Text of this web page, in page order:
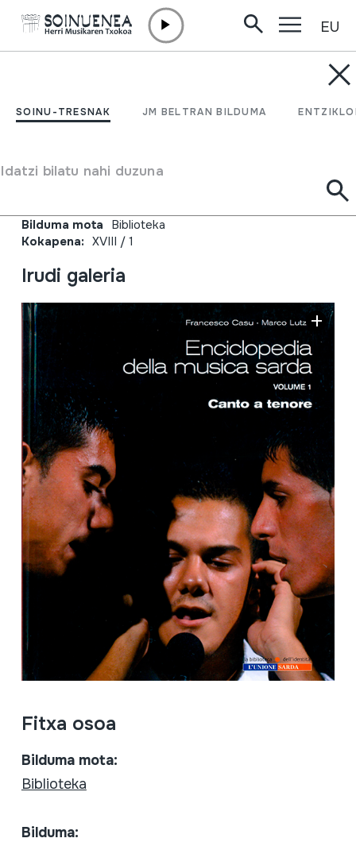
SOINU-TRESNAK JM BELTRAN BILDUMA
Idatzi bilatu nahi duzuna
EU
Enciclopedia della musica
tenore;
Bilduma mota Biblioteka
Kokapena: XVIII / 1
Irudi galeria
Fitxa osoa
Bilduma mota:
Biblioteka
Bilduma: